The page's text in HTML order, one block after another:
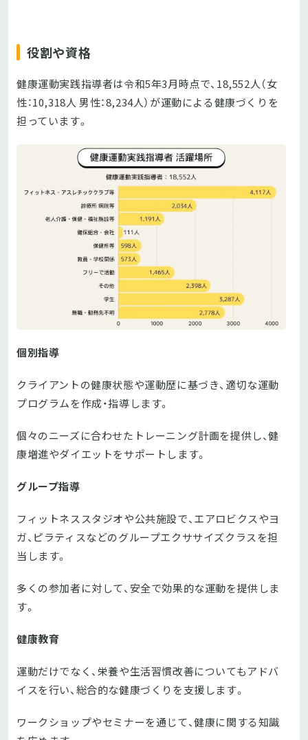
役割や資格
健康運動実践指導者は令和5年3月時点で、18,552人（女
性：10,318人 男性：8,234人）が運動による健康づくりを
担っています。
個別指導
クライアントの健康状態や運動歴に基づき、適切な運動
プログラムを作成・指導します。
個々のニーズに合わせたトレーニング計画を提供し、健
康増進やダイエットをサポートします。
グループ指導
フィットネススタジオや公共施設で、エアロビクスやヨ
ガ、ピラティスなどのグループエクササイズクラスを担
当します。
多くの参加者に対して、安全で効果的な運動を提供しま
す。
健康教育
運動だけでなく、栄養や生活習慣改善についてもアドバ
イスを行い、総合的な健康づくりを支援します。
ワークショップやセミナーを通じて、健康に関する知識